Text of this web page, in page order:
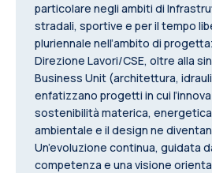
particolare negli ambiti di
stradali, sportive e per il tempo
pluriennale nell’ambito di
Direzione Lavori/CSE, oltre alla
Business Unit (architettura,
enfatizzano progetti in cui
sostenibilità materica,
ambientale e il design ne
Un’evoluzione continua, guidata
competenza e una visione